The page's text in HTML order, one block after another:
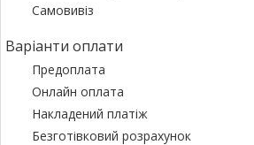
Самовивіз
Варіанти оплати
Предоплата
Онлайн оплата
Накладений платіж
Безготівковий розрахунок